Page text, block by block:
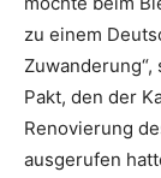
zu einem
Pakt, den der
Renovierung
ausgerufen